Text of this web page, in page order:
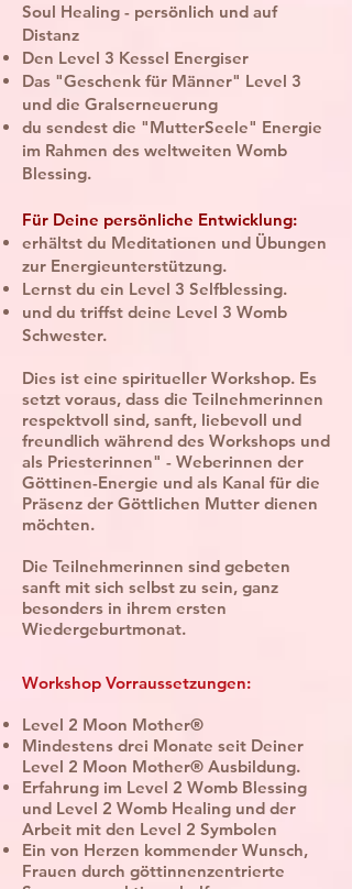
Soul Healing - persönlich und auf
Distanz
Den Level 3 Kessel Energiser
Das "Geschenk für Männer" Level 3
und die Gralserneuerung
du sendest die "MutterSeele" Energie
im Rahmen des weltweiten Womb
Blessing.
Für Deine persönliche Entwicklung:
erhältst du Meditationen und Übungen
zur Energieunterstützung.
Lernst du ein Level 3 Selfblessing.
und du triffst deine Level 3 Womb
Schwester.
Dies ist eine spiritueller Workshop. Es
setzt voraus, dass die Teilnehmerinnen
respektvoll sind, sanft, liebevoll und
freundlich während des Workshops und
als Priesterinnen" - Weberinnen der
Göttinen-Energie und als Kanal für die
Präsenz der Göttlichen Mutter dienen
möchten.
Die Teilnehmerinnen sind gebeten
sanft mit sich selbst zu sein, ganz
besonders in ihrem ersten
Wiedergeburtmonat.
Workshop Vorraussetzungen:
Level 2 Moon Mother®
Mindestens drei Monate seit Deiner
Level 2 Moon Mother® Ausbildung.
Erfahrung im Level 2 Womb Blessing
und Level 2 Womb Healing und der
Arbeit mit den Level 2 Symbolen
Ein von Herzen kommender Wunsch,
Frauen durch göttinnenzentrierte